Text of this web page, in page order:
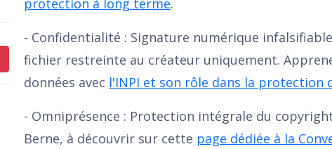
- Confidentialité : Signature numérique
fichier restreinte au créateur uniquement.
données avec l'INPI et son rôle dans la
- Omniprésence : Protection intégrale du
Berne, à découvrir sur cette page dédiée à la